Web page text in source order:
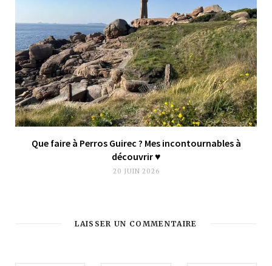
Que faire à Perros Guirec ? Mes incontournables à
découvrir ♥︎
20 JUIN 2026
LAISSER UN COMMENTAIRE